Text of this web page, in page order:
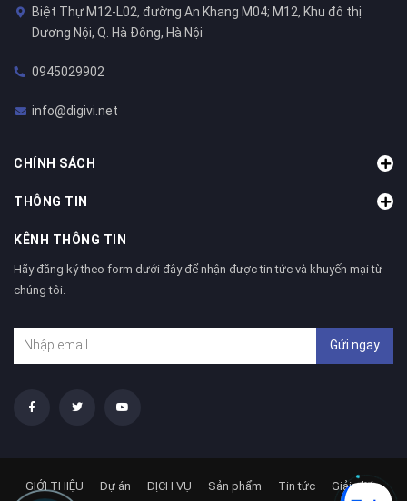
Biệt Thự M12-L02, đường An Khang M04; M12, Khu đô thị
Dương Nội, Q. Hà Đông, Hà Nội
0945029902
info@digivi.net
CHÍNH SÁCH
THÔNG TIN
KÊNH THÔNG TIN
Hãy đăng ký theo form dưới đây để nhận được tin tức và khuyến mại từ
chúng tôi.
Gửi ngay
GIỚI THIỆU Dự án DỊCH VỤ Sản phẩm Tin tức Giải pháp